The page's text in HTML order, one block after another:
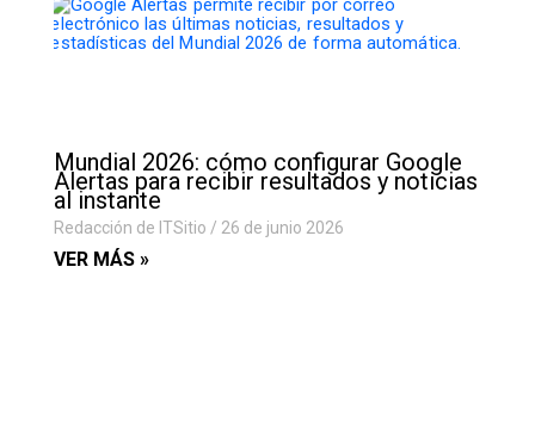
Mundial 2026: cómo configurar Google
Alertas para recibir resultados y noticias
al instante
Redacción de ITSitio 26 de junio 2026
VER MÁS »